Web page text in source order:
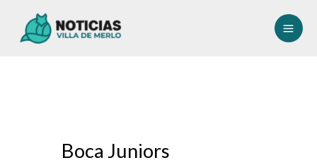
Boca Juniors